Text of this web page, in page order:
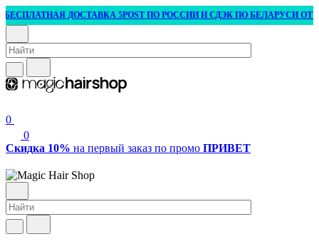
ДОСТАВКА 5POST ПО РОССИИ И СДЭК ПО БЕЛАРУСИ ОТ 3
0
0
Скидка 10% на первый заказ по промо ПРИВЕТ